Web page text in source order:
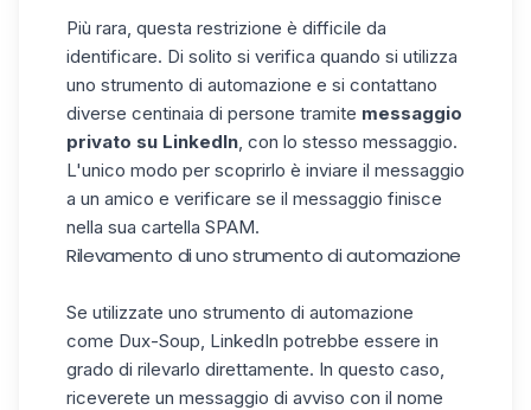
Più rara, questa restrizione è difficile da
identificare. Di solito si verifica quando si utilizza
uno strumento di automazione e si contattano
diverse centinaia di persone tramite messaggio
privato su LinkedIn , con lo stesso messaggio.
L'unico modo per scoprirlo è inviare il messaggio
a un amico e verificare se il messaggio finisce
nella sua cartella SPAM.
Rilevamento di uno strumento di automazione
Se utilizzate uno strumento di automazione
come Dux-Soup , LinkedIn potrebbe essere in
grado di rilevarlo direttamente. In questo caso,
riceverete un messaggio di avviso con il nome